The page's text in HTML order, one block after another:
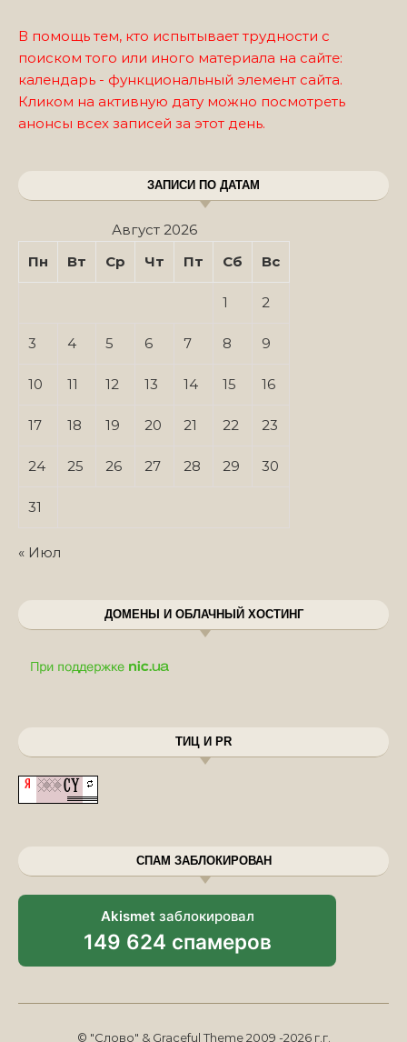
В помощь тем, кто испытывает трудности с
поиском того или иного материала на сайте:
календарь - функциональный элемент сайта.
Кликом на активную дату можно посмотреть
анонсы всех записей за этот день.
ЗАПИСИ ПО ДАТАМ
Август 2026
Пн
Вт Ср Чт Пт Сб Вс
1 2
3 4 5 6 7 8 9
10 11 12 13 14 15 16
17 18 19 20 21 22 23
24 25 26 27 28 29 30
31
« Июл
ДОМЕНЫ И ОБЛАЧНЫЙ ХОСТИНГ
ТИЦ И PR
СПАМ ЗАБЛОКИРОВАН
Akismet заблокировал
149 624 спамеров
© "Слово" & Graceful Theme 2009 -2026 г.г.